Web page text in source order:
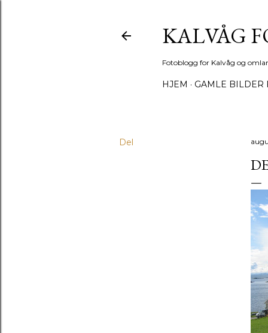
KALVÅG
Fotoblogg for Kalvåg og
HJEM GAMLE BILDER
Del